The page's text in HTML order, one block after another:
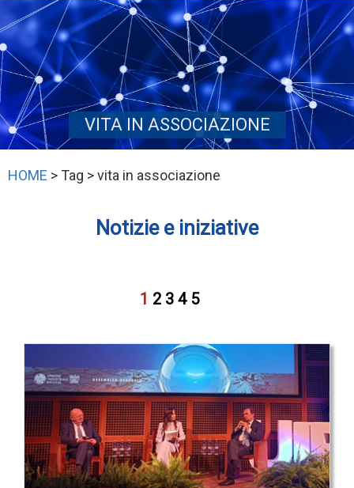
VITA IN ASSOCIAZIONE
HOME > Tag > vita in associazione
Notizie e iniziative
1 2 3 4 5